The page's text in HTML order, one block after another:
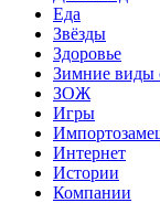
Еда
Звёзды
Здоровье
Зимние виды
ЗОЖ
Игры
Интернет
Истории
Компании